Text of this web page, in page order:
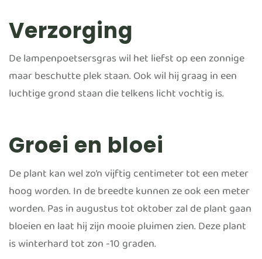
Verzorging
De lampenpoetsersgras wil het liefst op een zonnige
maar beschutte plek staan. Ook wil hij graag in een
luchtige grond staan die telkens licht vochtig is.
Groei en bloei
De plant kan wel zo’n vijftig centimeter tot een meter
hoog worden. In de breedte kunnen ze ook een meter
worden. Pas in augustus tot oktober zal de plant gaan
bloeien en laat hij zijn mooie pluimen zien. Deze plant
is winterhard tot zon -10 graden.